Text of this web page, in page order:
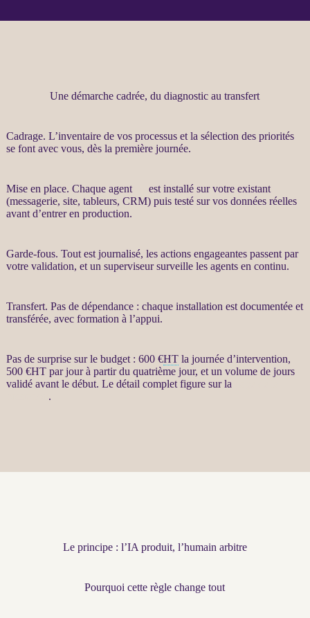
Une démarche cadrée, du diagnostic au transfert
Cadrage. L’inventaire de vos processuset la sélection des priorités
se font avec vous, dès la première journée.
Mise en place. Chaque agent
est installé sur votre existant
(messagerie, site, tableurs, CRM) puis testé sur vos donnéesréelles
avant d’entrer en production.
Garde-fous. Tout est journalisé, les actions engageantes passent par
votre validation, et un superviseur surveille les agentsen continu.
Transfert. Pas de dépendance : chaque installation est documentée et
transférée, avec formation à l’appui.
Pas de surprise sur le budget : 600 €HTla journée d’intervention,
500 €HTpar jour à partir du quatrième jour, et un volume de jours
validé avant le début. Le détail complet figure sur la
.
Le principe : l’IA produit, l’humain arbitre
Pourquoi cette règle change tout